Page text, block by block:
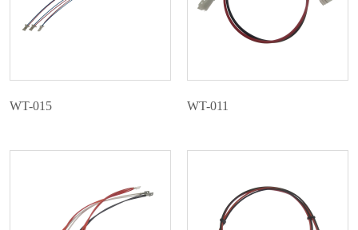
WT-015 WT-011